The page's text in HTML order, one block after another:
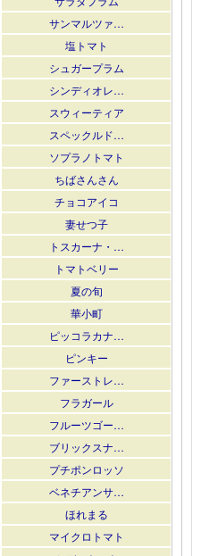
サンマルツァ…
塩トマト
シュガープラム
シンディオレ…
スウィーティア
スペックルド…
ソプラノトマト
ちばさんさん
チョコアイコ
妻せつ子
トスカーナ・…
トマトベリー
夏の旬
華小町
ピッコラカナ…
ピンキー
ファーストレ…
フラガール
フルーツゴー…
ブリックスナ…
プチポンロッソ
ベネチアンサ…
ほれまる
マイクロトマト